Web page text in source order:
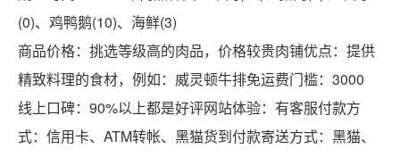
(0)、鸡鸭鹅(10)、海鲜(3)
商品价格：挑选等级高的肉品，价格较贵肉铺优点：提供
精致料理的食材，例如：威灵顿牛排免运费门槛：3000
线上口碑：90%以上都是好评网站体验：有客服付款方
式：信用卡、ATM转帐、黑猫货到付款寄送方式：黑猫、